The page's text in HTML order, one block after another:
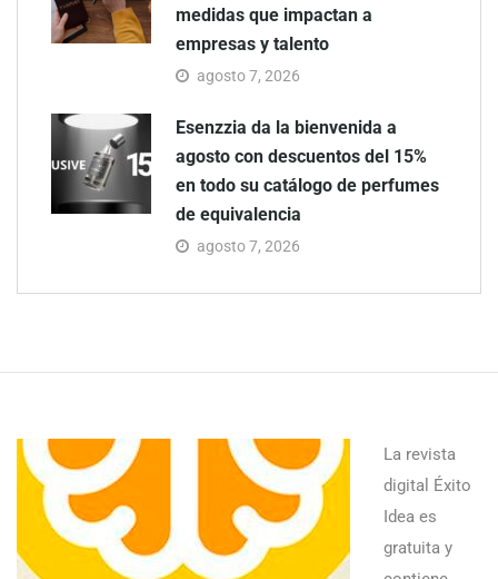
medidas que impactan a
empresas y talento
agosto 7, 2026
Esenzzia da la bienvenida a
agosto con descuentos del 15%
en todo su catálogo de perfumes
de equivalencia
agosto 7, 2026
La revista
digital Éxito
Idea es
gratuita y